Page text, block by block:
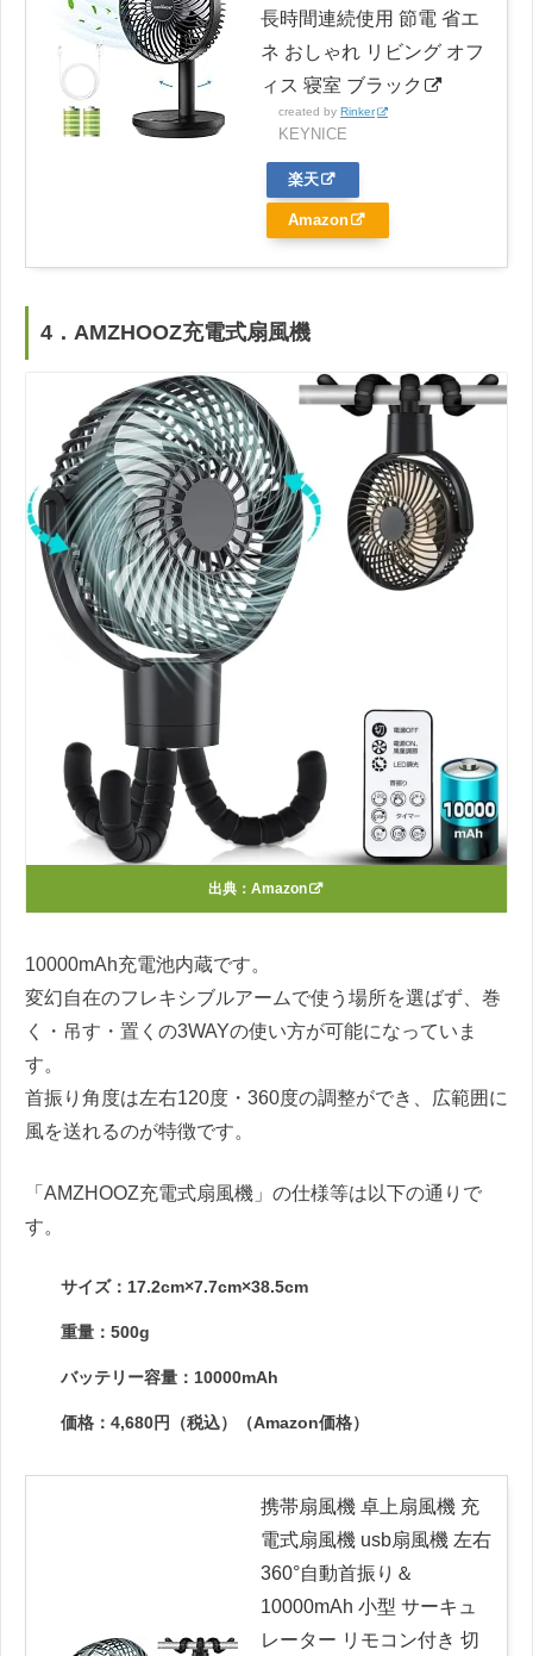
長時間連続使用 節電 省エ
ネ おしゃれ リビング オフ
ィス 寝室 ブラック
created by Rinker
KEYNICE
楽天
Amazon
4．AMZHOOZ充電式扇風機
出典： Amazon
10000mAh充電池内蔵です。
変幻自在のフレキシブルアームで使う場所を選ばず、巻
く・吊す・置くの3WAYの使い方が可能になっていま
す。
首振り角度は左右120度・360度の調整ができ、広範囲に
風を送れるのが特徴です。
「AMZHOOZ充電式扇風機」の仕様等は以下の通りで
す。
サイズ：17.2cm×7.7cm×38.5cm
重量：500g
バッテリー容量：10000mAh
価格：4,680円（税込）（Amazon価格）
携帯扇風機 卓上扇風機 充
電式扇風機 usb扇風機 左右
360°自動首振り＆
10000mAh 小型 サーキュ
レーター リモコン付き 切